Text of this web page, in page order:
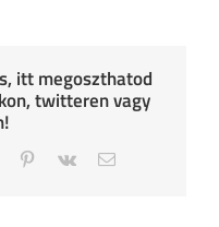
itt megoszthatod
twitteren vagy
Tumblr Pinterest
Vk Email